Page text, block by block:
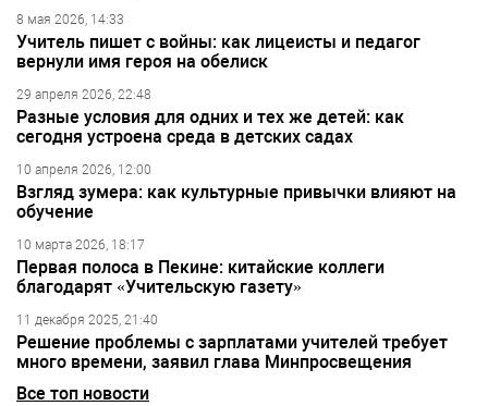
8 мая 2026, 14:33
Учитель пишет с войны: как лицеисты и педагог
вернули имя героя на обелиск
29 апреля 2026, 22:48
Разные условия для одних и тех же детей: как
сегодня устроена среда в детских садах
10 апреля 2026, 12:00
Взгляд зумера: как культурные привычки влияют на
обучение
10 марта 2026, 18:17
Первая полоса в Пекине: китайские коллеги
благодарят «Учительскую газету»
11 декабря 2025, 21:40
Решение проблемы с зарплатами учителей требует
много времени, заявил глава Минпросвещения
Все топ новости